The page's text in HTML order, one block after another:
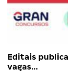
Editais
vagas…